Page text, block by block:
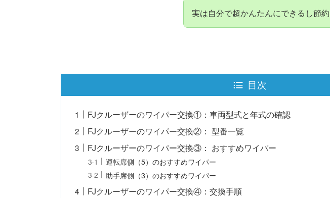
実は自分で超かんたんにできるし節
目次
FJクルーザーのワイパー交換①：車両型式と年式の確認
FJクルーザーのワイパー交換②： 型番一覧
FJクルーザーのワイパー交換③： おすすめワイパー
運転席側（5）のおすすめワイパー
助手席側（3）のおすすめワイパー
FJクルーザーのワイパー交換④：交換手順